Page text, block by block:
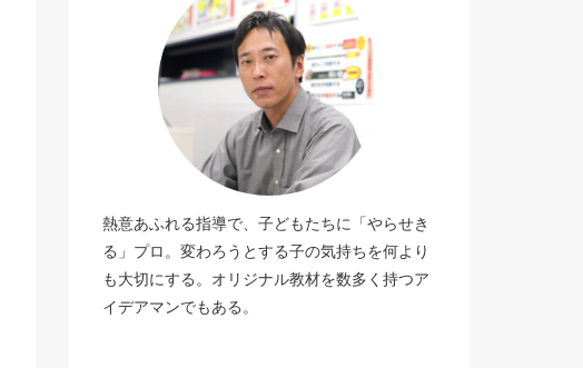
熱意あふれる指導で、子どもたちに「やらせき
る」プロ。変わろうとする子の気持ちを何より
も大切にする。オリジナル教材を数多く持つア
イデアマンでもある。